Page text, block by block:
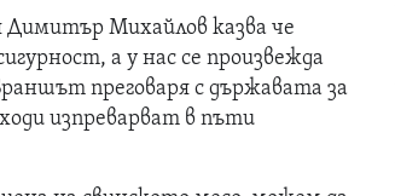
Михайлов казва че
а у нас се произвежда
преговаря с държавата за
изпреварват в пъти